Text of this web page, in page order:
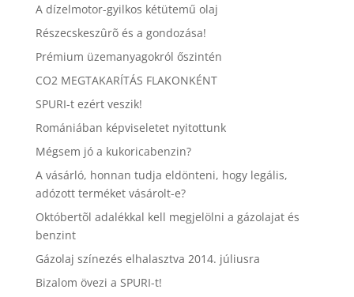
A dízelmotor-gyilkos kétütemű olaj
Részecskeszûrõ és a gondozása!
Prémium üzemanyagokról őszintén
CO2 MEGTAKARÍTÁS FLAKONKÉNT
SPURI-t ezért veszik!
Romániában képviseletet nyitottunk
Mégsem jó a kukoricabenzin?
A vásárló, honnan tudja eldönteni, hogy legális,
adózott terméket vásárolt-e?
Októbertõl adalékkal kell megjelölni a gázolajat és
benzint
Gázolaj színezés elhalasztva 2014. júliusra
Bizalom övezi a SPURI-t!